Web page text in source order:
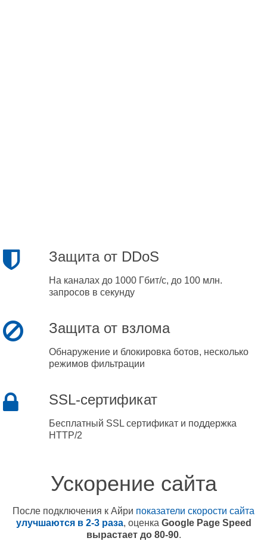
Защита от DDoS
На каналах до 1000 Гбит/с, до 100 млн.
запросов в секунду
Защита от взлома
Обнаружение и блокировка ботов, несколько
режимов фильтрации
SSL-сертификат
Бесплатный SSL сертификат и поддержка
HTTP/2
Ускорение сайта
После подключения к Айри показатели скорости сайта
улучшаются в 2-3 раза, оценка Google Page Speed
вырастает до 80-90.